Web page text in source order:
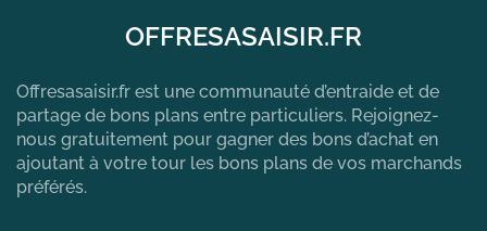
OFFRESASAISIR.FR
Offresasaisir.fr est une communauté d’entraide et de
partage de bons plans entre particuliers. Rejoignez-
nous gratuitement pour gagner des bons d’achat en
ajoutant à votre tour les bons plans de vos marchands
préférés.